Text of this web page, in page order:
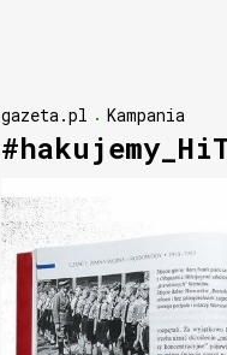
gazeta.pl Kampania